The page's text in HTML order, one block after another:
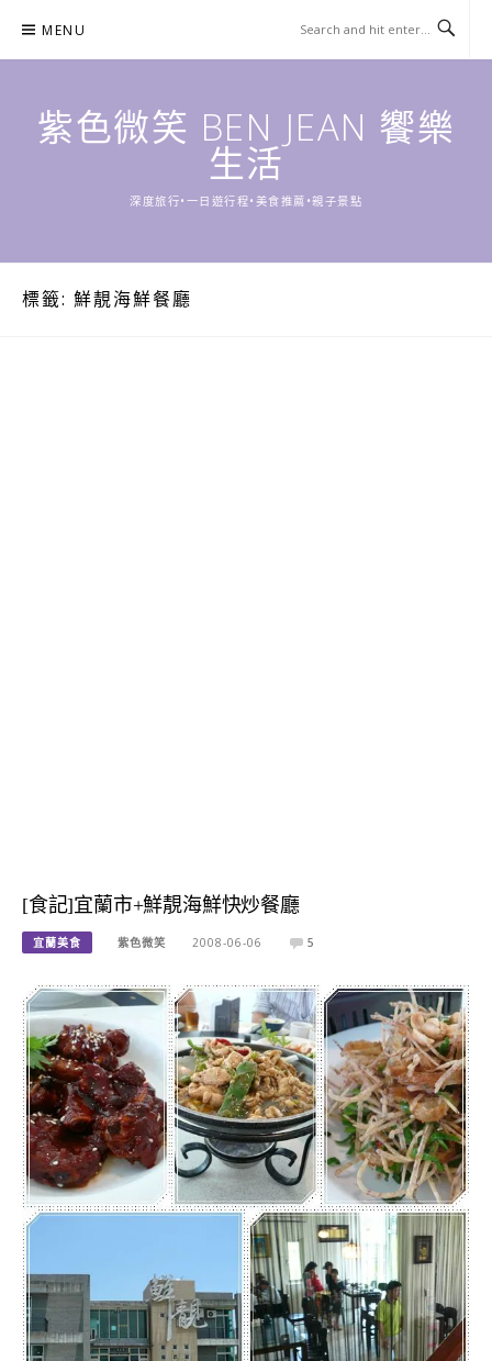
content
MENU
紫色微笑 BEN JEAN 饗樂
生活
深度旅行•一日遊行程•美食推薦•親子景點
標籤: 鮮靚海鮮餐廳
[食記]宜蘭市+鮮靚海鮮快炒餐廳
宜蘭美食 紫色微笑 2008-06-06 5